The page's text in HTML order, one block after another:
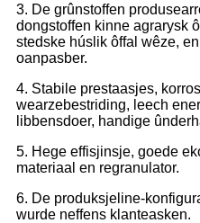
3. De grûnstoffen
dongstoffen kinne agrarysk
stedske húslik ôffal wêze,
oanpasber.
4. Stabile prestaasjes,
wearzebestriding, leech
libbensdoer, handige
5. Hege effisjinsje, goede
materiaal en regranulator.
6. De produksjeline-
wurde neffens klanteasken.